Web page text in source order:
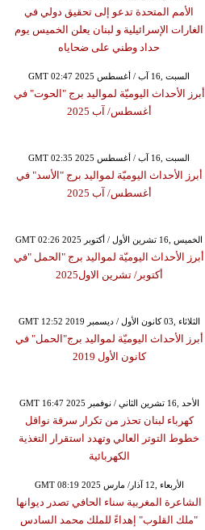
الأمم المتحدة تدعو إلى تحقيق دولي في
الغارات الإسرائيلية و لبنان يعلن الخميس يوم
حداد وطني على ضحاياه
GMT 02:47 2025 السبت ,16 آب / أغسطس
أبرز الأحداث اليوميّة لمواليد برج "الحوت" في
أغسطس/ آب 2025
GMT 02:35 2025 السبت ,16 آب / أغسطس
أبرز الأحداث اليوميّة لمواليد برج "الأسد" في
أغسطس/ آب 2025
GMT 02:26 2025 الخميس ,16 تشرين الأول / أكتوبر
أبرز الأحداث اليوميّة لمواليد برج "الحمل "في
أكتوبر/ تشرين الاول2025
GMT 12:52 2019 الثلاثاء ,03 كانون الأول / ديسمبر
أبرز الأحداث اليوميّة لمواليد برج"الحمل" في
كانون الأول 2019
GMT 16:47 2025 الأحد ,16 تشرين الثاني / نوفمبر
كهرباء لبنان تحذر من تكرار سرقة نواقل
خطوط التوتر العالي وتهدد استقرار التغذية
الكهربائية
GMT 08:19 2025 الأربعاء ,12 آذار/ مارس
الشاعرة المغربية سناء الحافي تصدر ديوانها
"ملك القلوب" إهداءً للملك محمد السادس